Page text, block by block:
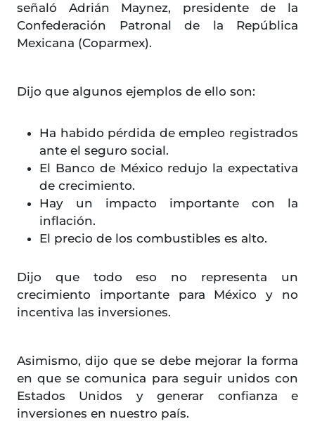
señaló Adrián Maynez, presidente de la
Confederación Patronal de la República
Mexicana (Coparmex).
Dijo que algunos ejemplos de ello son:
Ha habido pérdida de empleo registrados
ante el seguro social.
El Banco de México redujo la expectativa
de crecimiento.
Hay un impacto importante con la
inflación.
El precio de los combustibles es alto.
Dijo que todo eso no representa un
crecimiento importante para México y no
incentiva las inversiones.
Asimismo, dijo que se debe mejorar la forma
en que se comunica para seguir unidos con
Estados Unidos y generar confianza e
inversiones en nuestro país.